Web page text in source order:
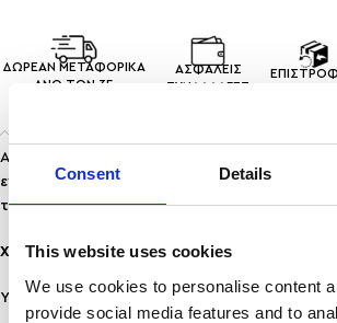
Consent Details
This website uses cookies
We use cookies to personalise content
provide social media features and to
ΔΩΡΕΑΝ ΜΕΤΑΦΟΡΙΚΑ
ΑΝΩ ΤΩΝ 35
ΑΣΦΑΛΕΙΣ
ΣΥΝΑΛΛΑΓEΣ
Αναδείξτε τη θηλυκότητα και τη φινέτσα
εντυπωσιακά σκουλαρίκια σταυρού,
τραβούν τα βλέμματα.
Χαρακτηριστικά:
Υλικό: Χαλκός